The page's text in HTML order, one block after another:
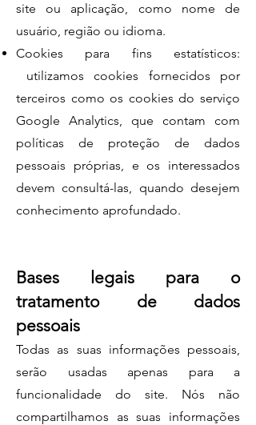
site ou aplicação, como nome de
usuário, região ou idioma.
Cookies para fins estatísticos:
utilizamos cookies fornecidos por
terceiros como os cookies do serviço
Google Analytics, que contam com
políticas de proteção de dados
pessoais próprias, e os interessados
devem consultá-las, quando desejem
conhecimento aprofundado.
Bases legais para o
tratamento de dados
pessoais
Todas as suas informações pessoais,
serão usadas apenas para a
funcionalidade do site. Nós não
compartilhamos as suas informações